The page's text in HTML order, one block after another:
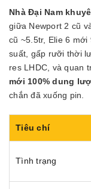
Nhà Đại Nam
giữa Newport 2 cũ
cũ ~5.5tr, Elie 6
suất, gấp rưỡi thời
res LHDC, và quan
mới 100% dung
chắn đã xuống pin.
Tiêu chí
Tình trạng